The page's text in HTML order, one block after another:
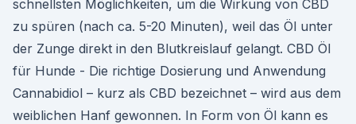
schnellsten Möglichkeiten, um die Wirkung von CBD
zu spüren (nach ca. 5-20 Minuten), weil das Öl unter
der Zunge direkt in den Blutkreislauf gelangt. CBD Öl
für Hunde - Die richtige Dosierung und Anwendung
Cannabidiol – kurz als CBD bezeichnet – wird aus dem
weiblichen Hanf gewonnen. In Form von Öl kann es